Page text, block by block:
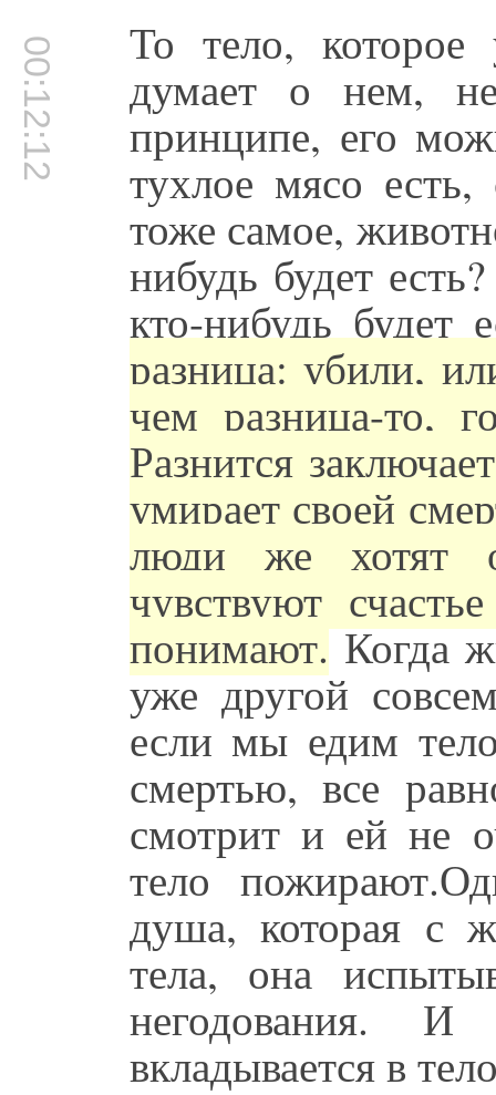
00:12:12 То тело,
думает о нем,
принципе, его
тухлое мясо
тоже самое,
нибудь будет
кто-нибудь
разница: убили,
чем разница-то,
Разнится
умирает своей
люди же хотят
чувствуют
понимают.Когда
уже другой
если мы едим
смертью, все
смотрит и ей не
тело
душа, которая с
тела, она
негодования. И
вкладывается в